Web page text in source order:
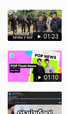
01:23
01:10